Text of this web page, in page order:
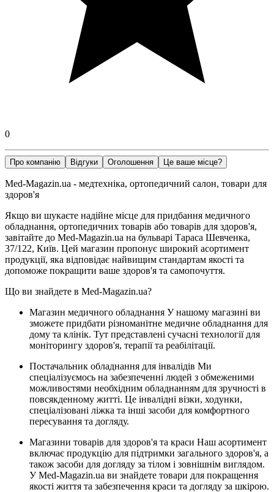
0
Про компанію Відгуки Оголошення Це ваше місце?
Med-Magazin.ua - медтехніка, ортопедичний салон, товари для
здоров'я
Якщо ви шукаєте надійне місце для придбання медичного
обладнання, ортопедичних товарів або товарів для здоров'я,
завітайте до Med-Magazin.ua на бульварі Тараса Шевченка,
37/122, Київ. Цей магазин пропонує широкий асортимент
продукції, яка відповідає найвищим стандартам якості та
допоможе покращити ваше здоров'я та самопочуття.
Що ви знайдете в Med-Magazin.ua?
Магазин медичного обладнання У нашому магазині ви
зможете придбати різноманітне медичне обладнання для
дому та клінік. Тут представлені сучасні технології для
моніторингу здоров'я, терапії та реабілітації.
Постачальник обладнання для інвалідів Ми
спеціалізуємось на забезпеченні людей з обмеженими
можливостями необхідним обладнанням для зручності в
повсякденному житті. Це інвалідні візки, ходунки,
спеціалізовані ліжка та інші засоби для комфортного
пересування та догляду.
Магазини товарів для здоров'я та краси Наш асортимент
включає продукцію для підтримки загального здоров'я, а
також засоби для догляду за тілом і зовнішнім виглядом.
У Med-Magazin.ua ви знайдете товари для покращення
якості життя та забезпечення краси та догляду за шкірою.